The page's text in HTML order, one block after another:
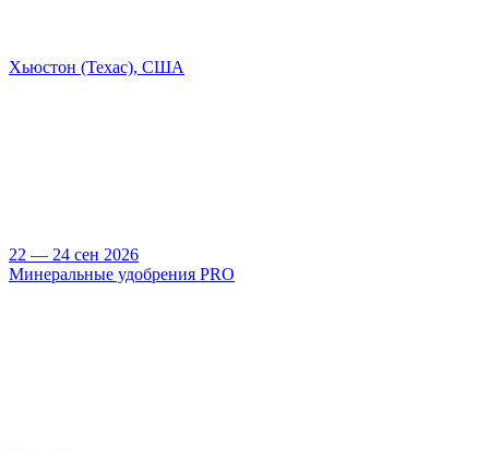
Хьюстон (Техас), США
22 — 24 сен 2026
Минеральные удобрения PRO